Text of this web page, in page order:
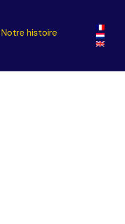
Notre histoire